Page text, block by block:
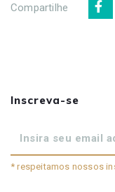
Compartilhe
Inscreva-se
* respeitamos nossos